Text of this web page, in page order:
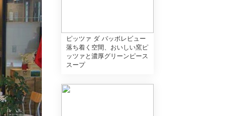
ピッツァ ダ バッボレビュー
落ち着く空間、おいしい窯ピ
ッツァと濃厚グリーンピース
スープ